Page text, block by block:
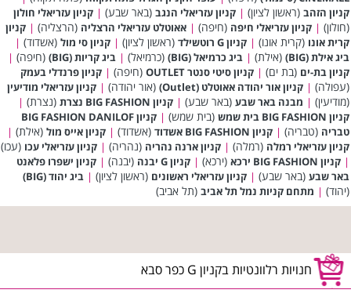
קניון הזהב (ראשון לציון) | קניון עזריאלי הנגב (באר שבע) | קניון עזריאלי חולון
(חולון) | קניון עזריאלי חיפה (חיפה) | אאוטלט עזריאלי הרצליה (הרצליה) | קניון
קרית אונו (קרית אונו) | קניון G רוטשילד (ראשון לציון) | קניון סי מול (אשדוד) |
ביג אילת (BIG)
(אילת) | ביג כרמיאל (BIG) (כרמיאל) | ביג קריות (BIG) (חיפה) |
קניון בת-ים (בת ים) | קניון סיטי סנטר OUTLET (חיפה) | קניון פרנדלי בעמק
(עפולה) | קניון אור יהודה אאוטלט (Outlet) (אור יהודה) | קניון עזריאלי מודיעין
(מודיעין) | מבנה באר שבע (באר שבע) | קניון BIG FASHION נצרת (נצרת) |
קניון BIG FASHION בית שמש
(בית שמש) |
קניון BIG FASHION DANILOF
טבריה (טבריה) | קניון BIG FASHION אשדוד (אשדוד) | קניון אייס מול (אילת) |
קניון עזריאלי רמלה (רמלה) | קניון ארנה נהריה (נהריה) | קניון עזריאלי עכו (עכו)
| קניון BIG FASHION ירכא (ירכא) | קניון G יבנה (יבנה) | קניון ישפרו פלאנט
באר שבע (באר שבע) | קניון עזריאלי ראשונים (ראשון לציון) | ביג יהוד (BIG)
(יהוד) | מתחם קניות נמל תל אביב (תל אביב)
חנויות רלוונטיות בקניון G כפר סבא